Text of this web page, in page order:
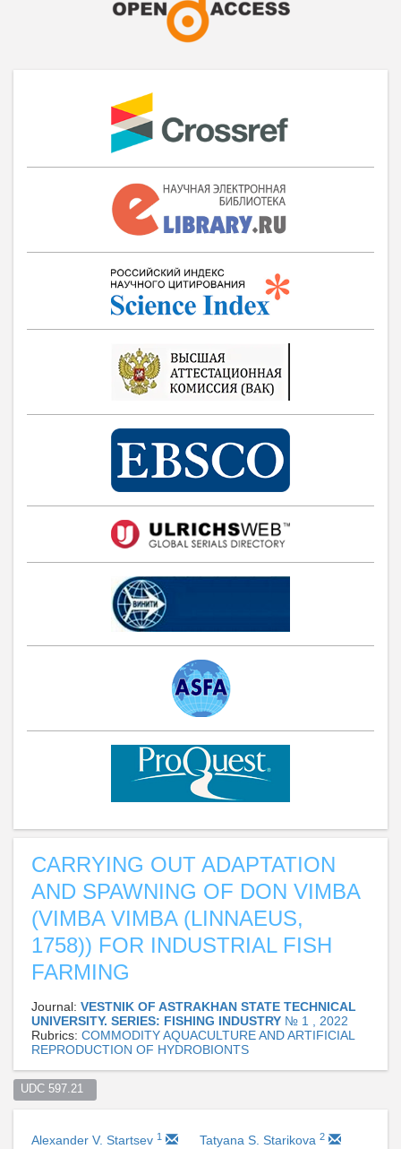
CARRYING OUT ADAPTATION
AND SPAWNING OF DON VIMBA
(VIMBA VIMBA (LINNAEUS,
1758)) FOR INDUSTRIAL FISH
FARMING
Journal: VESTNIK OF ASTRAKHAN STATE TECHNICAL
UNIVERSITY. SERIES: FISHING INDUSTRY № 1 , 2022
Rubrics: COMMODITY AQUACULTURE AND ARTIFICIAL
REPRODUCTION OF HYDROBIONTS
UDC 597.21
Alexander V. Startsev 1 Tatyana S. Starikova 2